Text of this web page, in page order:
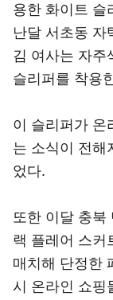
용한 화이트 슬
난달 서초동 자
김 여사는 자주
슬리퍼를 착용
이 슬리퍼가 온
는 소식이 전해
었다.
또한 이달 충북
랙 플레어 스커
매치해 단정한
시 온라인 쇼핑